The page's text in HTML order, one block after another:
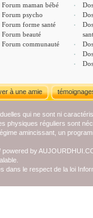
Forum maman bébé
Forum psycho
Forum forme santé
Forum beauté
Forum communauté
à une amie
qui ne sont ni
physiques réguliers sont
amincissant, un
by
dans le respect de la loi